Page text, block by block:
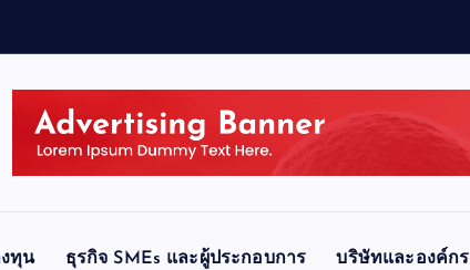
ทุน ธุรกิจ SMEs และผู้ประกอบการ บริษัทและองค์กร